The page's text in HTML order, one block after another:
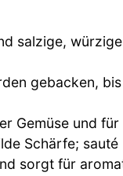
salzige,
gebacken,
Gemüse und
Schärfe;
sorgt für